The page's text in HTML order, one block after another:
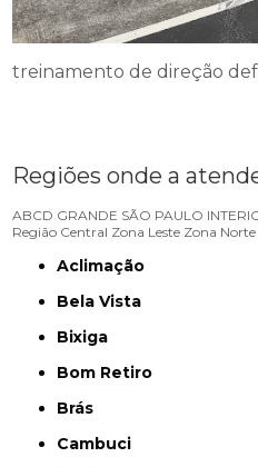
treinamento de direção
Regiões onde a
ABCD GRANDE SÃO PAULO
Região Central Zona Leste Zona Norte
Aclimação
Bela Vista
Bixiga
Bom Retiro
Brás
Cambuci